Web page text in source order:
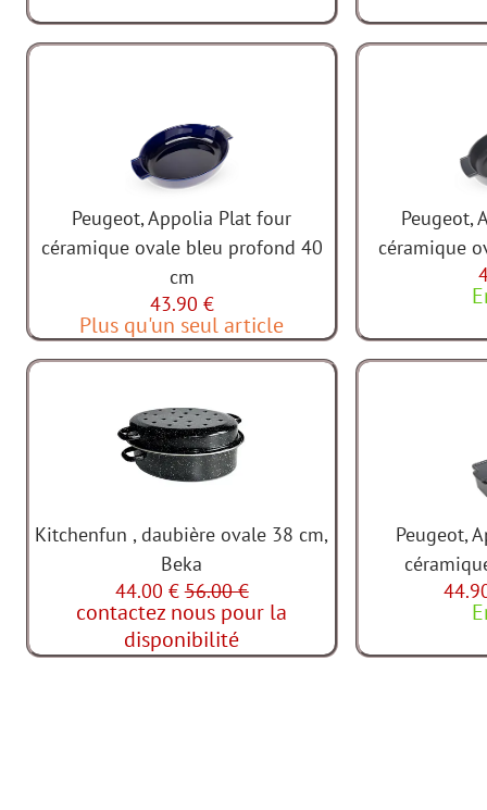
Peugeot, Appolia Plat four
céramique ovale bleu profond 40
cm
43.90 €
Plus qu'un seul article
Peugeot,
céramique
Kitchenfun , daubière ovale 38 cm,
Beka
44.00 € 56.00 €
contactez nous pour la
disponibilité
Peugeot,